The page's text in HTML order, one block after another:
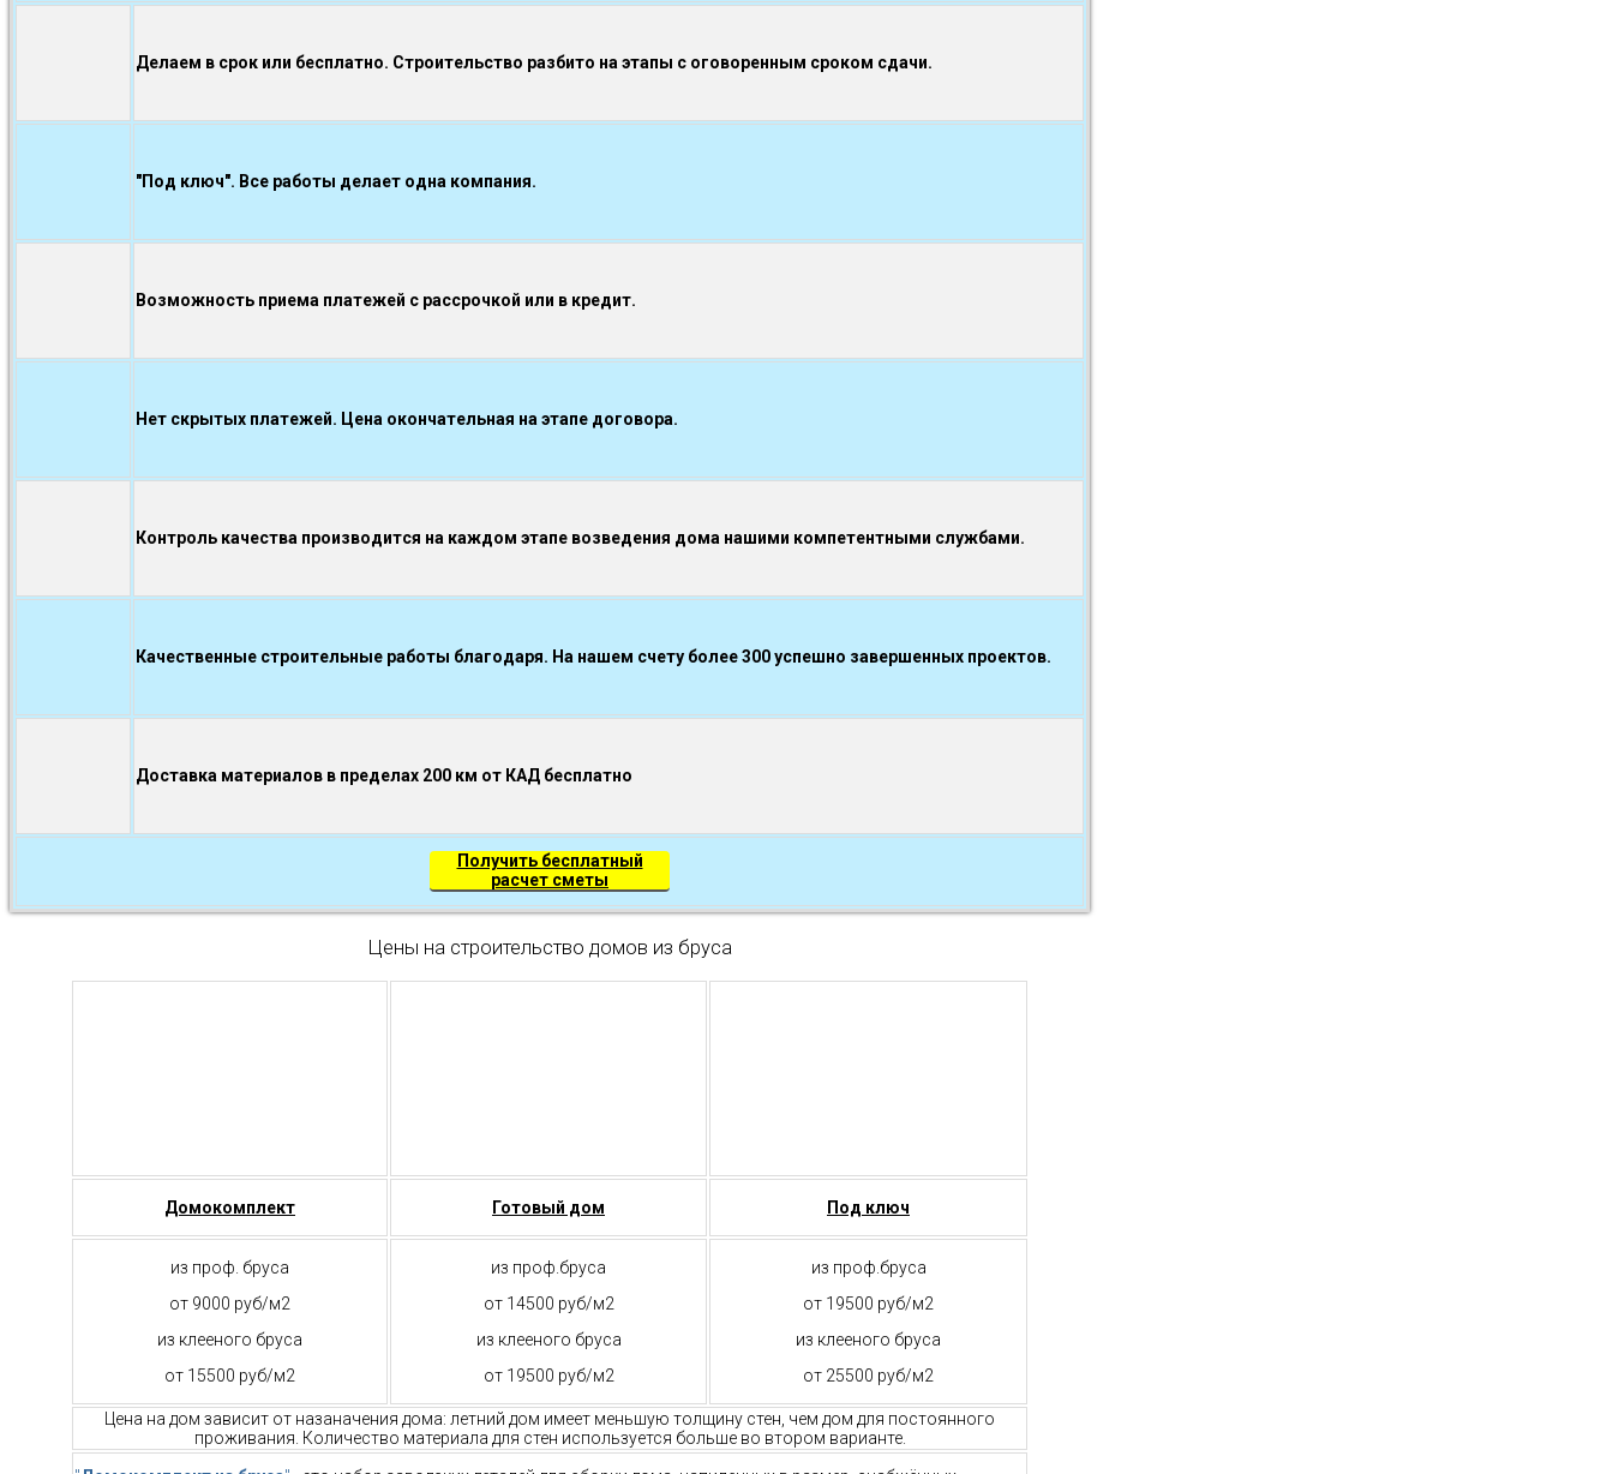
Делаем в срок или бесплатно. Строительство разбито на этапы с оговоренным сроком сдачи.
"Под ключ". Все работы делает одна компания.
Возможность приема платежей с рассрочкой или в кредит.
Нет скрытых платежей. Цена окончательная на этапе договора.
Контроль качества производится на каждом этапе возведения дома нашими компетентными службами.
Качественные строительные работы благодаря. На нашем счету более 300 успешно завершенных проектов.
Доставка материалов в пределах 200 км от КАД бесплатно
Получить бесплатный
расчет сметы
Цены на строительство домов из бруса
Домокомплект Готовый дом Под ключ
из проф. бруса
от 9000 руб/м2
из клееного бруса
от 15500 руб/м2
из проф.бруса
от 14500 руб/м2
из клееного бруса
от 19500 руб/м2
из проф.бруса
от 19500 руб/м2
из клееного бруса
от 25500 руб/м2
Цена на дом зависит от назаначения дома: летний дом имеет меньшую толщину стен, чем дом для постоянного
проживания. Количество материала для стен используется больше во втором варианте.